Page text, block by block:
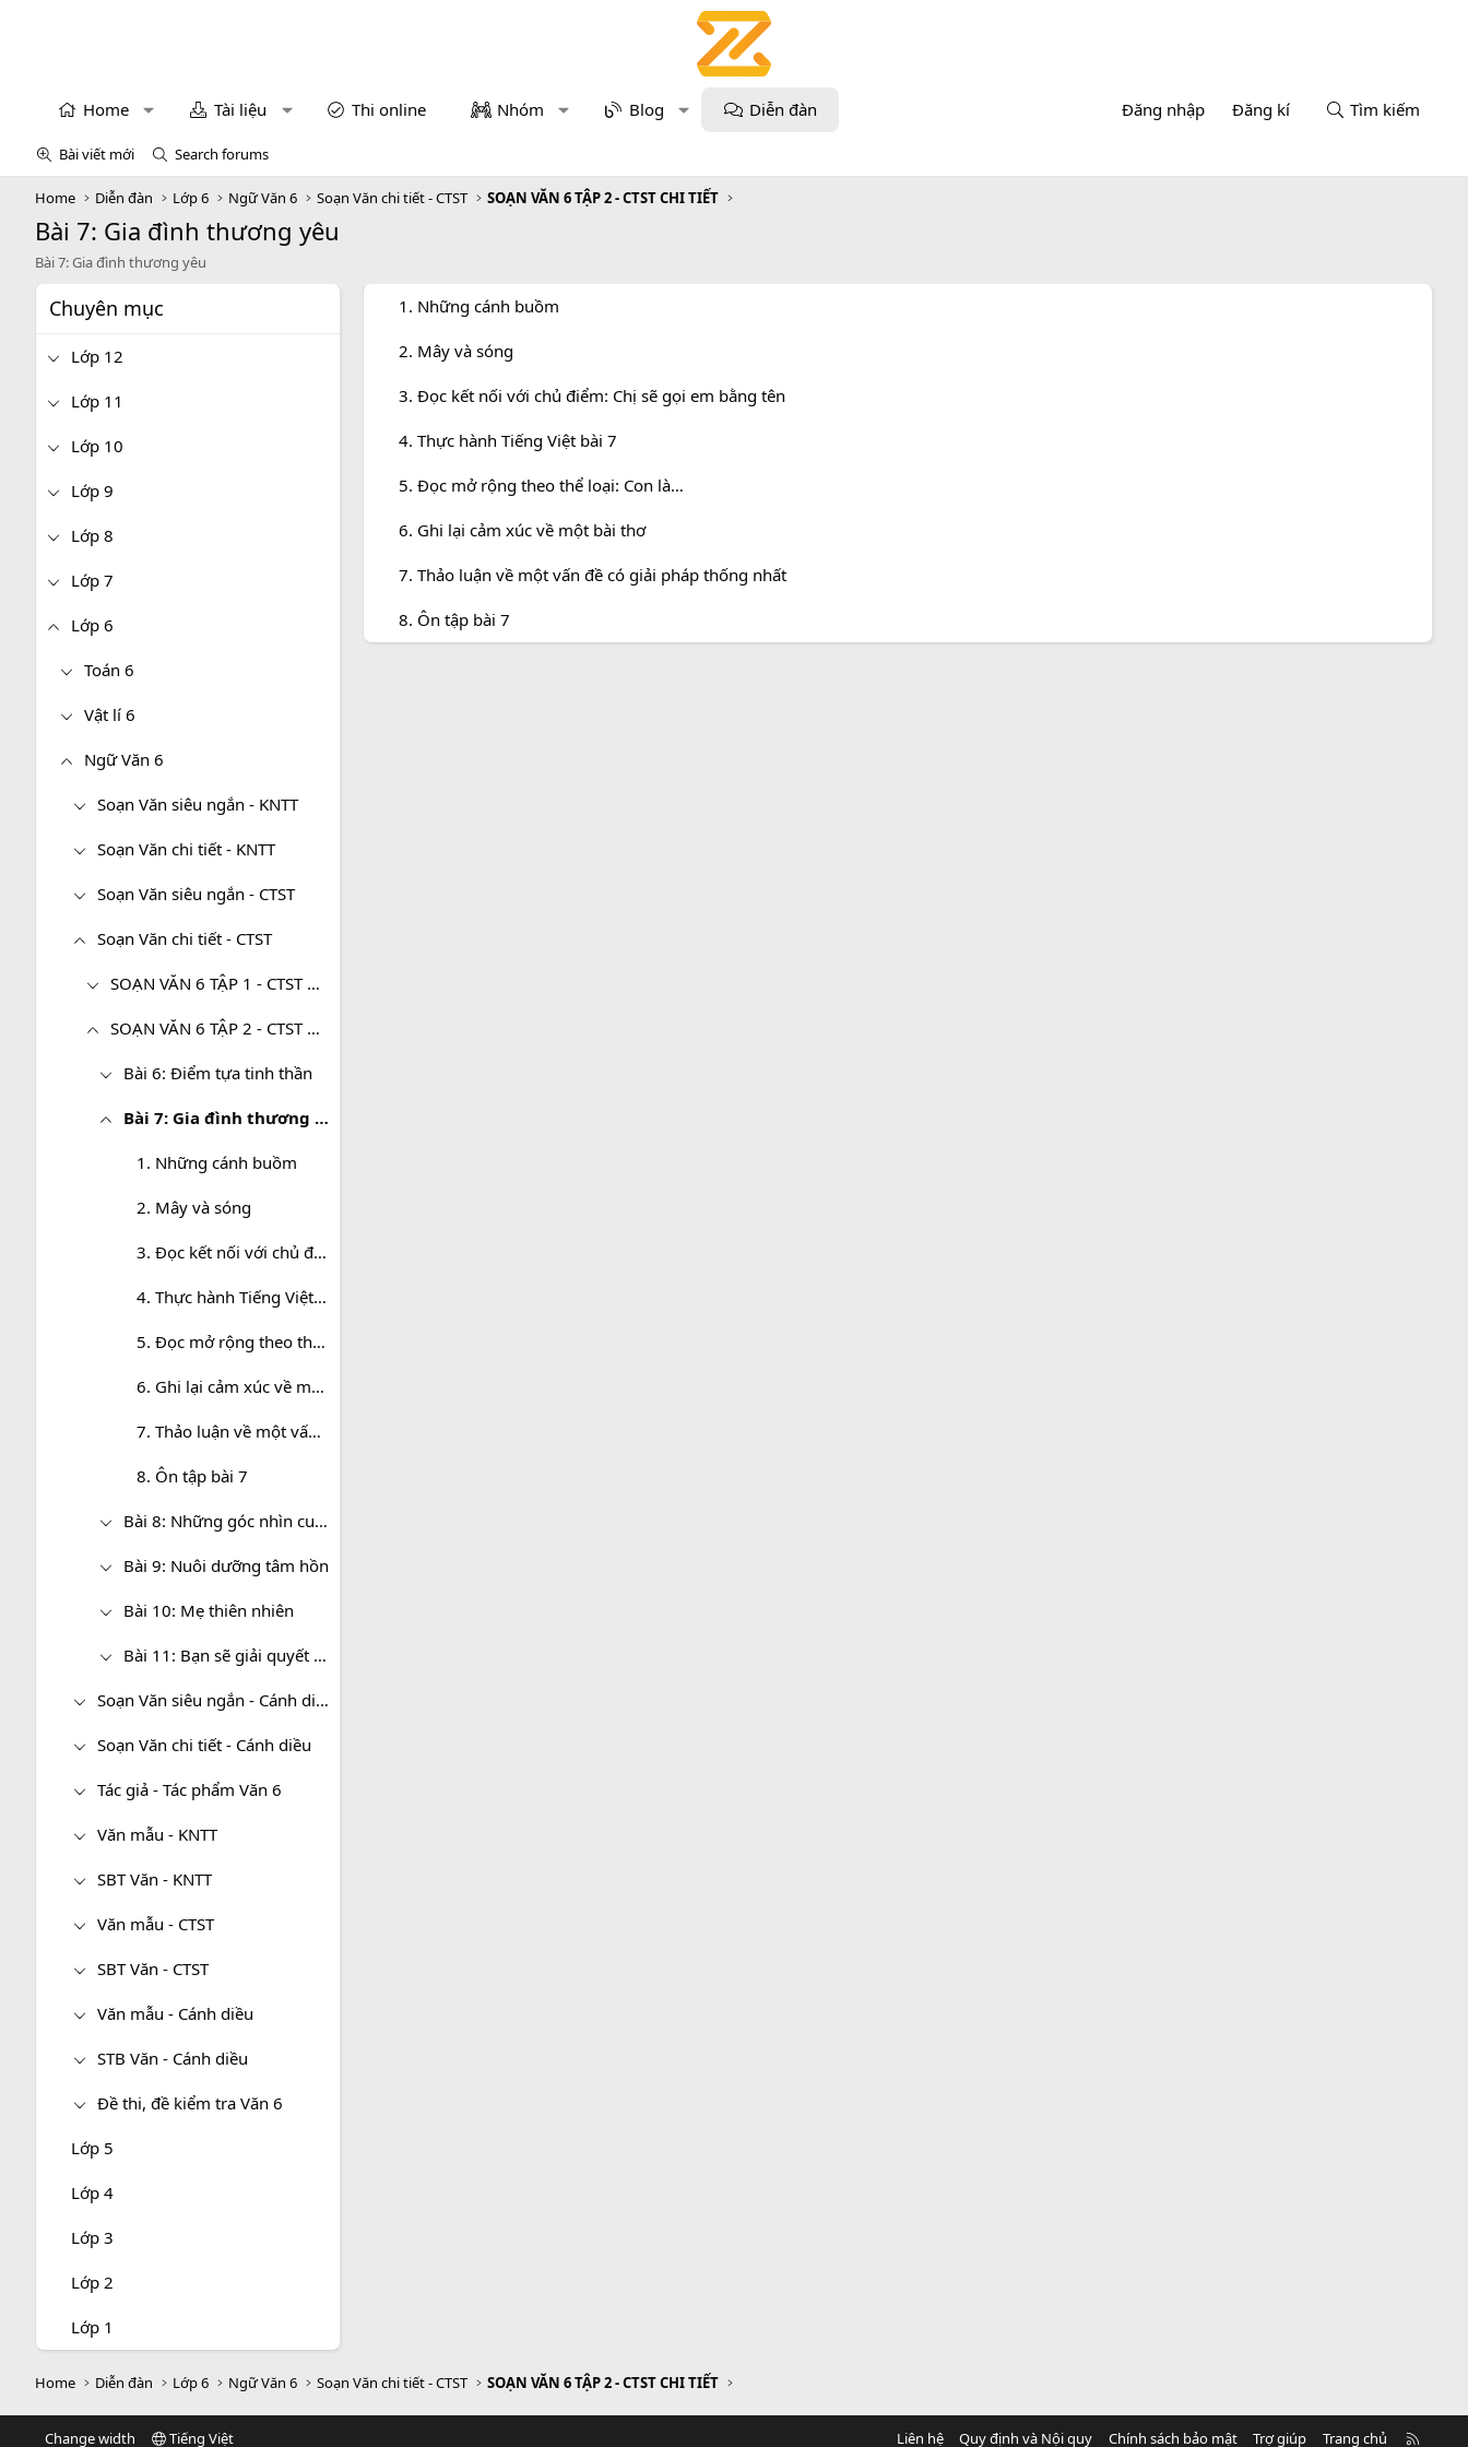
Home Tài liệu Thi online Nhóm Blog Diễn đàn Đăng nhập Đăng kí Tìm kiếm
Bài viết mới Search forums
Home Diễn đàn Lớp 6 Ngữ Văn 6 Soạn Văn chi tiết - CTST SOẠN VĂN 6 TẬP 2 - CTST CHI TIẾT
Bài 7: Gia đình thương yêu
Bài 7: Gia đình thương yêu
Chuyên mục
Lớp 12
Lớp 11
Lớp 10
Lớp 9
Lớp 8
Lớp 7
Lớp 6
Toán 6
Vật lí 6
Ngữ Văn 6
Soạn Văn siêu ngắn - KNTT
Soạn Văn chi tiết - KNTT
Soạn Văn siêu ngắn - CTST
Soạn Văn chi tiết - CTST
SOẠN VĂN 6 TẬP 1 - CTST CHI TIẾT
SOẠN VĂN 6 TẬP 2 - CTST CHI TIẾT
Bài 6: Điểm tựa tinh thần
Bài 7: Gia đình thương yêu
1. Những cánh buồm
2. Mây và sóng
3. Đọc kết nối với chủ điểm: Chị sẽ gọi em bằng tên
4. Thực hành Tiếng Việt bài 7
5. Đọc mở rộng theo thể loại: Con là…
6. Ghi lại cảm xúc về một bài thơ
7. Thảo luận về một vấn đề có giải pháp thống nhất
8. Ôn tập bài 7
Bài 8: Những góc nhìn cuộc sống
Bài 9: Nuôi dưỡng tâm hồn
Bài 10: Mẹ thiên nhiên
Bài 11: Bạn sẽ giải quyết việc này như thế nào
Soạn Văn siêu ngắn - Cánh diều
Soạn Văn chi tiết - Cánh diều
Tác giả - Tác phẩm Văn 6
Văn mẫu - KNTT
SBT Văn - KNTT
Văn mẫu - CTST
SBT Văn - CTST
Văn mẫu - Cánh diều
STB Văn - Cánh diều
Đề thi, đề kiểm tra Văn 6
Lớp 5
Lớp 4
Lớp 3
Lớp 2
Lớp 1
1. Những cánh buồm
2. Mây và sóng
3. Đọc kết nối với chủ điểm: Chị sẽ gọi em bằng tên
4. Thực hành Tiếng Việt bài 7
5. Đọc mở rộng theo thể loại: Con là…
6. Ghi lại cảm xúc về một bài thơ
7. Thảo luận về một vấn đề có giải pháp thống nhất
8. Ôn tập bài 7
Home Diễn đàn Lớp 6 Ngữ Văn 6 Soạn Văn chi tiết - CTST SOẠN VĂN 6 TẬP 2 - CTST CHI TIẾT
Change width Tiếng Việt Liên hệ Quy định và Nội quy Chính sách bảo mật Trợ giúp Trang chủ